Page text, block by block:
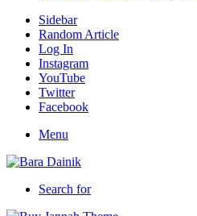
Sidebar
Random Article
Log In
Instagram
YouTube
Twitter
Facebook
Menu
Search for